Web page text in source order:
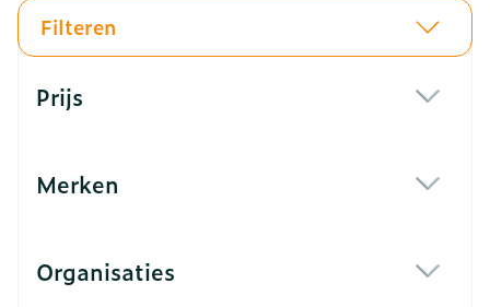
Filteren
Prijs
Merken
Organisaties